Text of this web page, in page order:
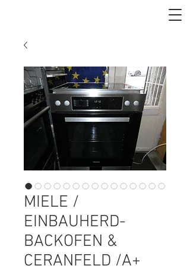
MIELE /
EINBAUHERD-
BACKOFEN &
CERANFELD /A+